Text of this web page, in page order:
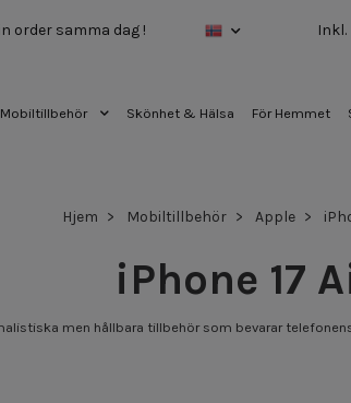
order samma dag ! Inkl.
Mobiltillbehör Skönhet & Hälsa För Hemmet
Hjem Mobiltillbehör Apple
iPhone 17
men hållbara tillbehör som bevarar